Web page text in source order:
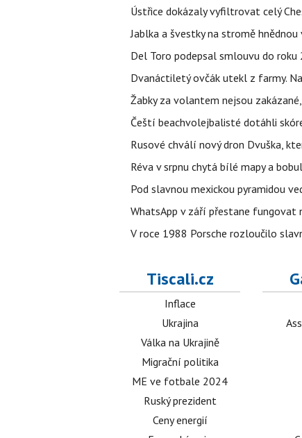
Ústřice dokázaly vyfiltrovat celý
Jablka a švestky na stromě
Del Toro podepsal smlouvu do
Dvanáctiletý ovčák utekl z farmy.
Žabky za volantem nejsou
Čeští beachvolejbalisté dotáhli
Rusové chválí nový dron Dvuška,
Réva v srpnu chytá bílé mapy a
Pod slavnou mexickou pyramidou
WhatsApp v září přestane fungovat
V roce 1988 Porsche rozloučilo
Tiscali.cz
Inflace
Ukrajina
Válka na Ukrajině
Migrační politika
ME ve fotbale 2024
Ruský prezident
Ceny energií